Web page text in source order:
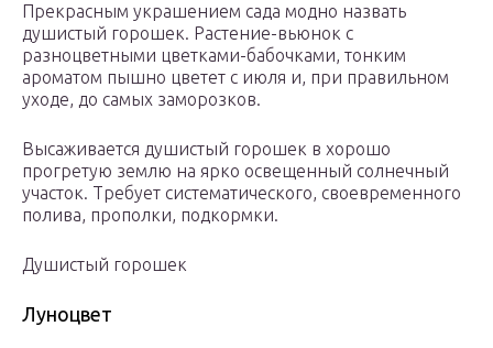
Прекрасным украшением сада модно назвать
душистый горошек. Растение-вьюнок с
разноцветными цветками-бабочками, тонким
ароматом пышно цветет с июля и, при правильном
уходе, до самых заморозков.
Высаживается душистый горошек в хорошо
прогретую землю на ярко освещенный солнечный
участок. Требует систематического, своевременного
полива, прополки, подкормки.
Душистый горошек
Луноцвет